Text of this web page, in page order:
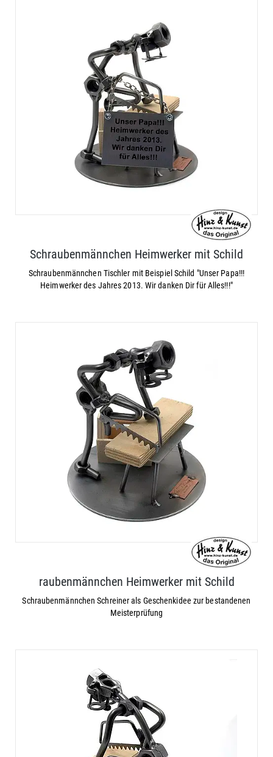
Schraubenmännchen Heimwerker mit Schild
Schraubenmännchen Tischler mit Beispiel Schild "Unser Papa!!!
Heimwerker des Jahres 2013. Wir danken Dir für Alles!!!"
raubenmännchen Heimwerker mit Schild
Schraubenmännchen Schreiner als Geschenkidee zur bestandenen
Meisterprüfung